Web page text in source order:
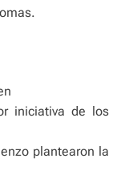
iniciativa de los
plantearon la